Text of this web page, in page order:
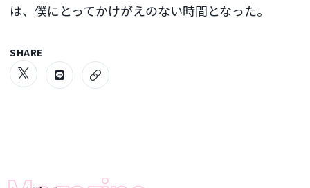
は、僕にとってかけがえのない時間となった。
SHARE